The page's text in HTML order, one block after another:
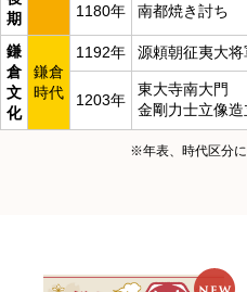
期
1180年 南都焼き討ち
鎌
倉
文
化
鎌倉
時代
1192年 源頼朝征夷大将
1203年
東大寺南大門
金剛力士立像造
※年表、時代区分